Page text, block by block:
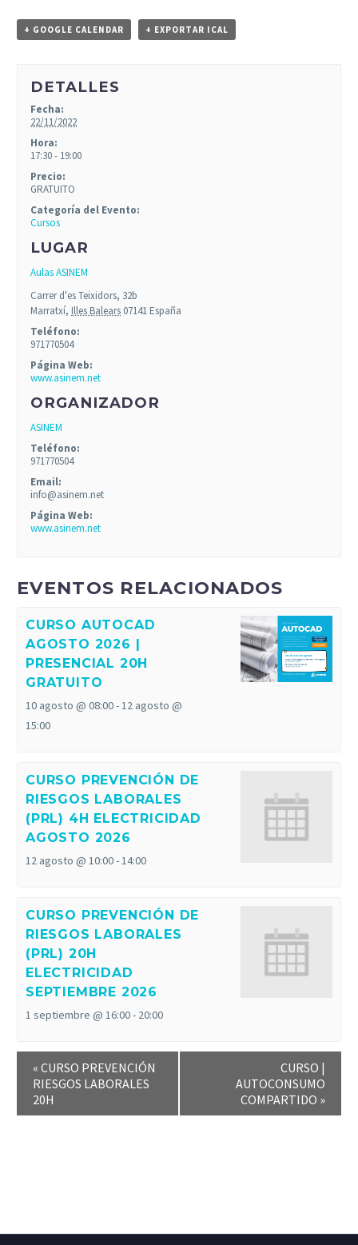
+ GOOGLE CALENDAR + EXPORTAR ICAL
DETALLES
Fecha:
22/11/2022
Hora:
17:30 - 19:00
Precio:
GRATUITO
Categoría del Evento:
Cursos
LUGAR
Aulas ASINEM
Carrer d'es Teixidors, 32b
Marratxí, Illes Balears 07141 España
Teléfono:
971770504
Página Web:
www.asinem.net
ORGANIZADOR
ASINEM
Teléfono:
971770504
Email:
info@asinem.net
Página Web:
www.asinem.net
EVENTOS RELACIONADOS
CURSO AUTOCAD
AGOSTO 2026 |
PRESENCIAL 20H
GRATUITO
10 agosto @ 08:00-12 agosto @
15:00
CURSO PREVENCIÓN DE
RIESGOS LABORALES
(PRL) 4H ELECTRICIDAD
AGOSTO 2026
12 agosto @ 10:00-14:00
CURSO PREVENCIÓN DE
RIESGOS LABORALES
(PRL) 20H
ELECTRICIDAD
SEPTIEMBRE 2026
1 septiembre @ 16:00- 20:00
« CURSO PREVENCIÓN
RIESGOS LABORALES
20H
CURSO |
AUTOCONSUMO
COMPARTIDO »